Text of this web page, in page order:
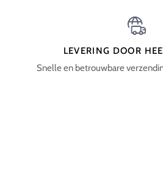
LEVERING DOOR
Snelle en betrouwbare